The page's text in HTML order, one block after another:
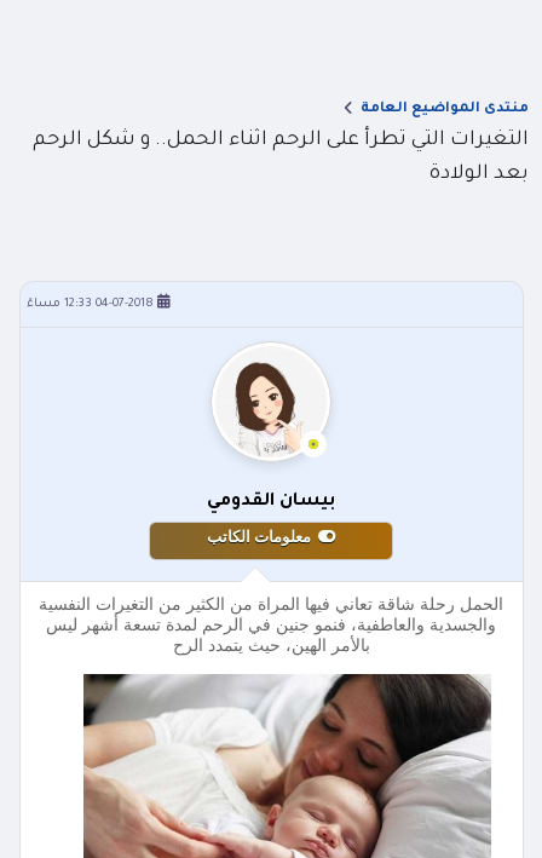
منتدى المواضيع العامة
التغيرات التي تطرأ على الرحم اثناء الحمل.. و شكل الرحم
بعد الولادة
04-07-2018 12:33 مساءً
بيسان القدومي
معلومات الكاتب
الحمل رحلة شاقة تعاني فيها المراة من الكثير من التغيرات النفسية
والجسدية والعاطفية، فنمو جنين في الرحم لمدة تسعة أشهر ليس
بالأمر الهين، حيث يتمدد الرح